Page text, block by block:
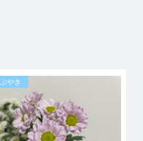
やき